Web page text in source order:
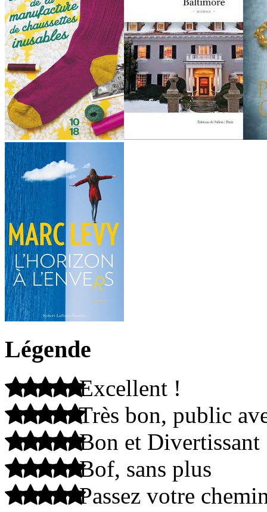
Légende
Excellent !
Très bon, public
Bon et Divertissant
Bof, sans plus
Passez votre